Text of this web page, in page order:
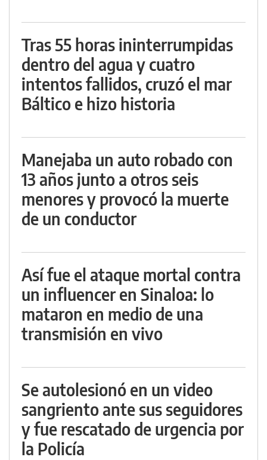
Tras 55 horas ininterrumpidas
dentro del agua y cuatro
intentos fallidos, cruzó el mar
Báltico e hizo historia
Manejaba un auto robado con
13 años junto a otros seis
menores y provocó la muerte
de un conductor
Así fue el ataque mortal contra
un influencer en Sinaloa: lo
mataron en medio de una
transmisión en vivo
Se autolesionó en un video
sangriento ante sus seguidores
y fue rescatado de urgencia por
la Policía